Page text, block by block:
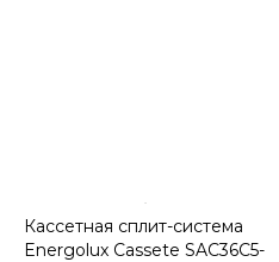
Кассетная сплит-система
Energolux Cassete SAC36С5-